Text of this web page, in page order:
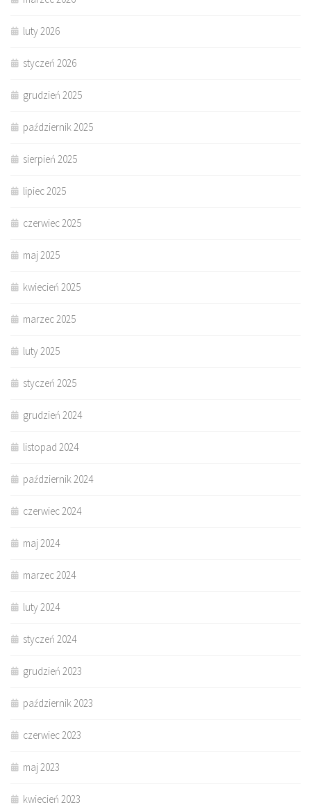
luty 2026
styczeń 2026
grudzień 2025
październik 2025
sierpień 2025
lipiec 2025
czerwiec 2025
maj 2025
kwiecień 2025
marzec 2025
luty 2025
styczeń 2025
grudzień 2024
listopad 2024
październik 2024
czerwiec 2024
maj 2024
marzec 2024
luty 2024
styczeń 2024
grudzień 2023
październik 2023
czerwiec 2023
maj 2023
kwiecień 2023